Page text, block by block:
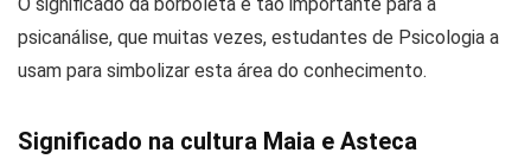
O significado da borboleta é tão importante para a
psicanálise, que muitas vezes, estudantes de Psicologia a
usam para simbolizar esta área do conhecimento.
Significado na cultura Maia e Asteca